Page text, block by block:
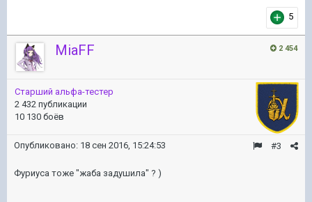
5
2 454
MiaFF
Старший альфа-тестер
2 432 публикации
10 130 боёв
#3
Опубликовано: 18 сен 2016, 15:24:53
Фуриуса тоже "жаба задушила" ? )